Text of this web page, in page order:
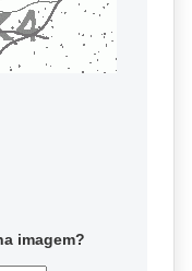
imagem?